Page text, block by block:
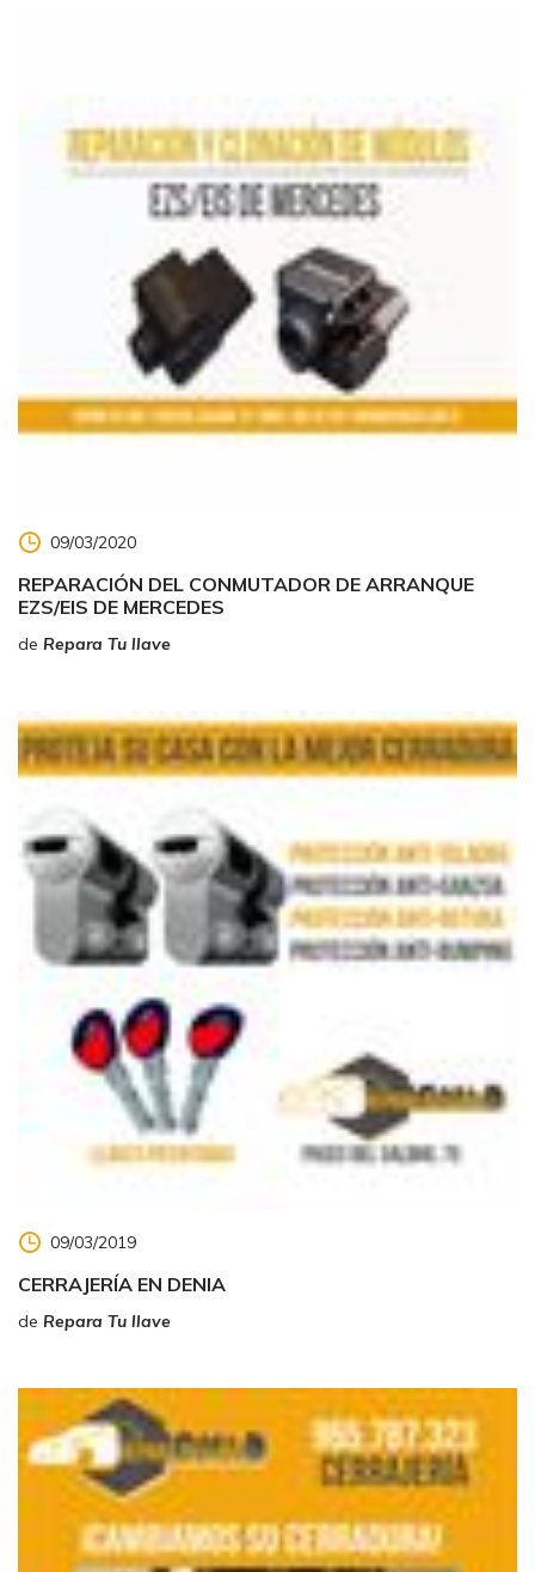
09/03/2020
REPARACIÓN DEL CONMUTADOR DE ARRANQUE
EZS/EIS DE MERCEDES
de Repara Tu llave
09/03/2019
CERRAJERÍA EN DENIA
de Repara Tu llave